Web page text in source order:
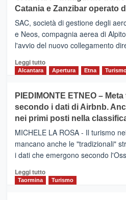
Catania e Zanzibar operato
SAC, società di gestione degli
e Neos, compagnia aerea di
l'avvio del nuovo collegamento
Leggi tuttoLeggi
CATANIA
–
Inaugurato
il
nuovo
collegamento
tra
e
Zanzibar
Alcantara Apertura Etna
PIEDIMONTE ETNEO –
secondo i dati di Airbnb.
nei primi posti nella
MICHELE LA ROSA - Il turismo
mancano anche le "tradizionali"
i dati che emergono secondo
Leggi tuttoLeggi
Taormina Turismo